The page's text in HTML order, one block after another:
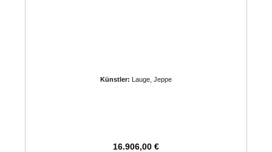
Künstler: Lauge, Jeppe
Regulärer Preis:
16.906,00 €